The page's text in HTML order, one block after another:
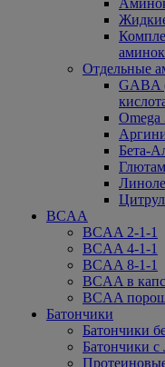
Отдельные
GABA
Бета-
BCAA
BCAA 2-1-1
BCAA 4-1-1
BCAA 8-1-1
BCAA в
BCAA
Батончики
Батончики
Батончики